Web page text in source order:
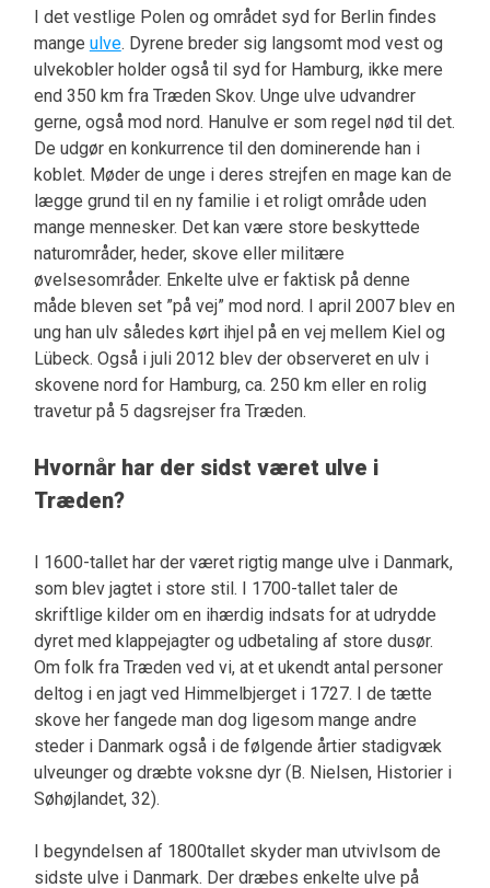
I det vestlige Polen og området syd for Berlin findes
mange ulve. Dyrene breder sig langsomt mod vest og
ulvekobler holder også til syd for Hamburg, ikke mere
end 350 km fra Træden Skov. Unge ulve udvandrer
gerne, også mod nord. Hanulve er som regel nød til det.
De udgør en konkurrence til den dominerende han i
koblet. Møder de unge i deres strejfen en mage kan de
lægge grund til en ny familie i et roligt område uden
mange mennesker. Det kan være store beskyttede
naturområder, heder, skove eller militære
øvelsesområder. Enkelte ulve er faktisk på denne
måde bleven set ”på vej” mod nord. I april 2007 blev en
ung han ulv således kørt ihjel på en vej mellem Kiel og
Lübeck. Også i juli 2012 blev der observeret en ulv i
skovene nord for Hamburg, ca. 250 km eller en rolig
travetur på 5 dagsrejser fra Træden.
Hvornår har der sidst været ulve i
Træden?
I 1600-tallet har der været rigtig mange ulve i Danmark,
som blev jagtet i store stil. I 1700-tallet taler de
skriftlige kilder om en ihærdig indsats for at udrydde
dyret med klappejagter og udbetaling af store dusør.
Om folk fra Træden ved vi, at et ukendt antal personer
deltog i en jagt ved Himmelbjerget i 1727. I de tætte
skove her fangede man dog ligesom mange andre
steder i Danmark også i de følgende årtier stadigvæk
ulveunger og dræbte voksne dyr (B. Nielsen, Historier i
Søhøjlandet, 32).
I begyndelsen af 1800tallet skyder man utvivlsom de
sidste ulve i Danmark. Der dræbes enkelte ulve på